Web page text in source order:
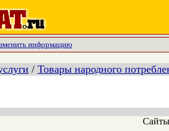
информацию
/ Товары народного